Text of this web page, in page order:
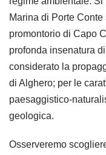
Marina di Porte
promontorio di Capo
profonda insenatura
considerato la
di Alghero; per le
paesaggistico-
geologica.
Osserveremo